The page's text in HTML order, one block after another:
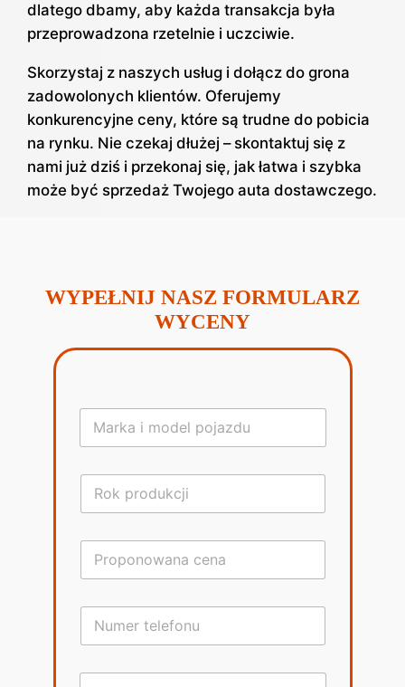
dlatego dbamy, aby każda transakcja była
przeprowadzona rzetelnie i uczciwie.
Skorzystaj z naszych usług i dołącz do grona
zadowolonych klientów. Oferujemy
konkurencyjne ceny, które są trudne do pobicia
na rynku. Nie czekaj dłużej – skontaktuj się z
nami już dziś i przekonaj się, jak łatwa i szybka
może być sprzedaż Twojego auta dostawczego.
WYPEŁNIJ NASZ FORMULARZ
WYCENY